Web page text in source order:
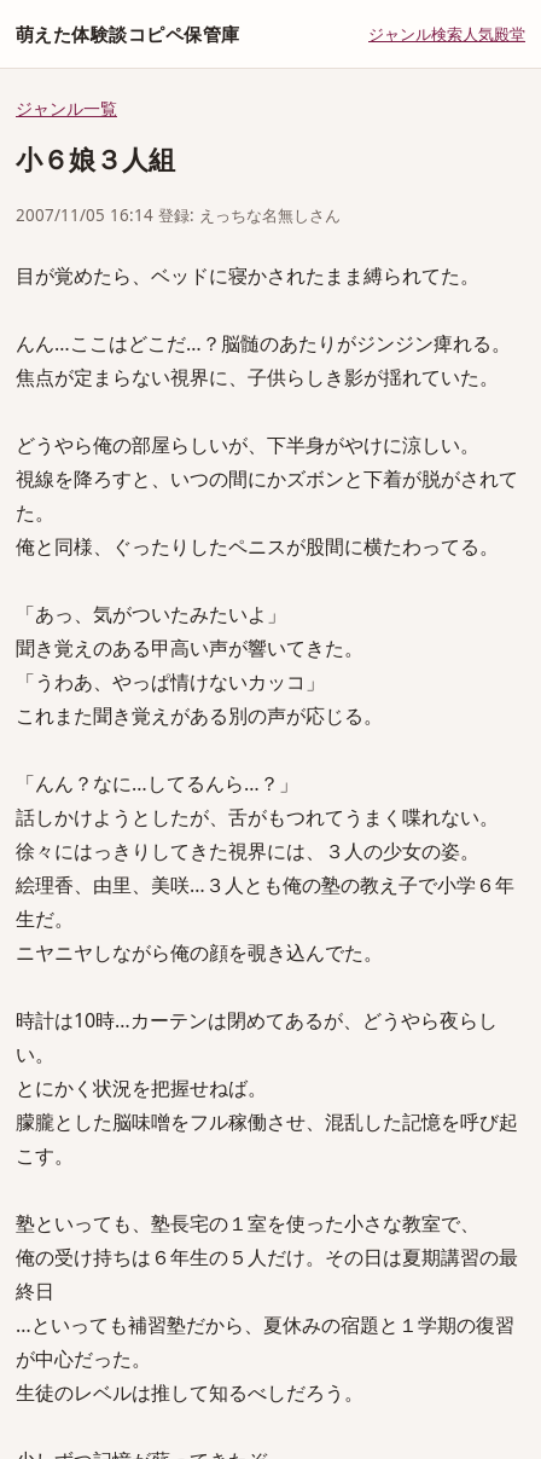
萌えた体験談コピペ保管庫 ジャンル検索人気殿堂
ジャンル一覧
小６娘３人組
2007/11/05 16:14 登録: えっちな名無しさん
目が覚めたら、ベッドに寝かされたまま縛られてた。
んん…ここはどこだ…？脳髄のあたりがジンジン痺れる。
焦点が定まらない視界に、子供らしき影が揺れていた。
どうやら俺の部屋らしいが、下半身がやけに涼しい。
視線を降ろすと、いつの間にかズボンと下着が脱がされて
た。
俺と同様、ぐったりしたペニスが股間に横たわってる。
「あっ、気がついたみたいよ」
聞き覚えのある甲高い声が響いてきた。
「うわあ、やっぱ情けないカッコ」
これまた聞き覚えがある別の声が応じる。
「んん？なに…してるんら…？」
話しかけようとしたが、舌がもつれてうまく喋れない。
徐々にはっきりしてきた視界には、３人の少女の姿。
絵理香、由里、美咲…３人とも俺の塾の教え子で小学６年
生だ。
ニヤニヤしながら俺の顔を覗き込んでた。
時計は10時…カーテンは閉めてあるが、どうやら夜らし
い。
とにかく状況を把握せねば。
朦朧とした脳味噌をフル稼働させ、混乱した記憶を呼び起
こす。
塾といっても、塾長宅の１室を使った小さな教室で、
俺の受け持ちは６年生の５人だけ。その日は夏期講習の最
終日
…といっても補習塾だから、夏休みの宿題と１学期の復習
が中心だった。
生徒のレベルは推して知るべしだろう。